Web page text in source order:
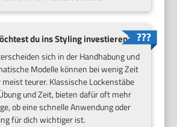
du ins Styling investieren?
sich in der Handhabung und
Modelle können bei wenig Zeit
teurer. Klassische Lockenstäbe
und Zeit, bieten dafür oft mehr
ob eine schnelle Anwendung oder
für dich wichtiger ist.